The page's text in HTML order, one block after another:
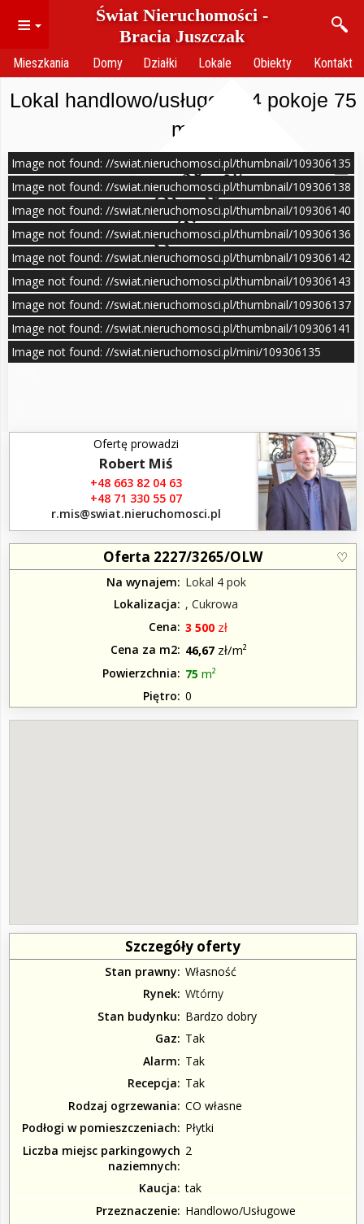
≡
Świat Nieruchomości -
Bracia Juszczak
Mieszkania Domy Działki Lokale Obiekty Kontakt
Lokal handlowo/usługowy 4 pokoje 75
m²
O
f
e
r
t
a
n
i
e
a
k
t
u
a
l
n
a
Image not found: //swiat.nieruchomosci.pl/thumbnail/109306135
Image not found: //swiat.nieruchomosci.pl/thumbnail/109306138
Image not found: //swiat.nieruchomosci.pl/thumbnail/109306140
Image not found: //swiat.nieruchomosci.pl/thumbnail/109306136
Image not found: //swiat.nieruchomosci.pl/thumbnail/109306142
Image not found: //swiat.nieruchomosci.pl/thumbnail/109306143
Image not found: //swiat.nieruchomosci.pl/thumbnail/109306137
Image not found: //swiat.nieruchomosci.pl/thumbnail/109306141
Image not found: //swiat.nieruchomosci.pl/mini/109306135
Ofertę prowadzi
Robert Miś
+48 663 82 04 63
+48 71 330 55 07
r.mis​@swiat.nieruchomosci.pl
Oferta 2227/3265/OLW
Na wynajem
Lokal 4 pok
Lokalizacja
, Cukrowa
Cena 3 500 zł
Cena za m2 46,67 zł/m²
Powierzchnia 75 m²
Piętro 0
Szczegóły oferty
Stan prawny Własność
Rynek Wtórny
Stan budynku
Bardzo dobry
Gaz
Tak
Alarm
Tak
Recepcja
Tak
Rodzaj ogrzewania CO własne
Podłogi w pomieszczeniach
Płytki
Liczba miejsc parkingowych
naziemnych
2
Kaucja tak
Przeznaczenie Handlowo/Usługowe